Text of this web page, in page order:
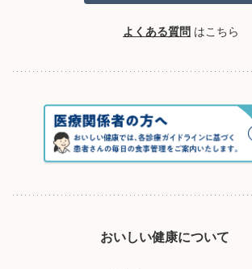
よくある質問 はこちら
おいしい健康について